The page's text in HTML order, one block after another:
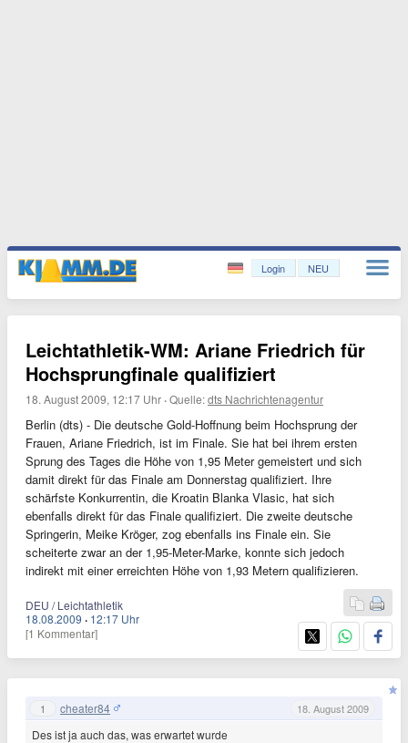
Login NEU
Leichtathletik-WM: Ariane Friedrich für
Hochsprungfinale qualifiziert
18. August 2009, 12:17 Uhr ·Quelle:dts Nachrichtenagentur
Berlin (dts) - Die deutsche Gold-Hoffnung beim Hochsprung der
Frauen, Ariane Friedrich, ist im Finale. Sie hat bei ihrem ersten
Sprung des Tages die Höhe von 1,95 Meter gemeistert und sich
damit direkt für das Finale am Donnerstag qualifiziert. Ihre
schärfste Konkurrentin, die Kroatin Blanka Vlasic, hat sich
ebenfalls direkt für das Finale qualifiziert. Die zweite deutsche
Springerin, Meike Kröger, zog ebenfalls ins Finale ein. Sie
scheiterte zwar an der 1,95-Meter-Marke, konnte sich jedoch
indirekt mit einer erreichten Höhe von 1,93 Metern qualifizieren.
DEU / Leichtathletik
18.08.2009 · 12:17 Uhr
[1 Kommentar]
1 cheater84 18. August 2009
Des ist ja auch das, was erwartet wurde